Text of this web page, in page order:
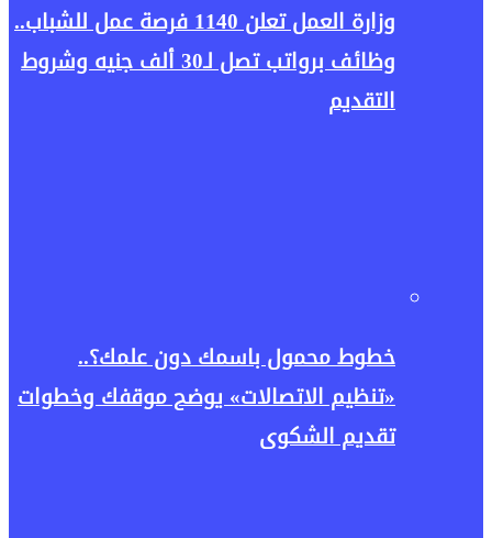
وزارة العمل تعلن 1140 فرصة عمل للشباب..
وظائف برواتب تصل لـ30 ألف جنيه وشروط
التقديم
خطوط محمول باسمك دون علمك؟..
«تنظيم الاتصالات» يوضح موقفك وخطوات
تقديم الشكوى